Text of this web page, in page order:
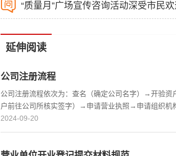
金属机械设备修理
“质量月”广场宣传咨询活动深受市民欢
延伸阅读
公司注册流程
公司注册流程依次为：查名（确定公司名字）→开验
户前往公司所核实签字）→申请营业执照→申请组织机
2024-09-20